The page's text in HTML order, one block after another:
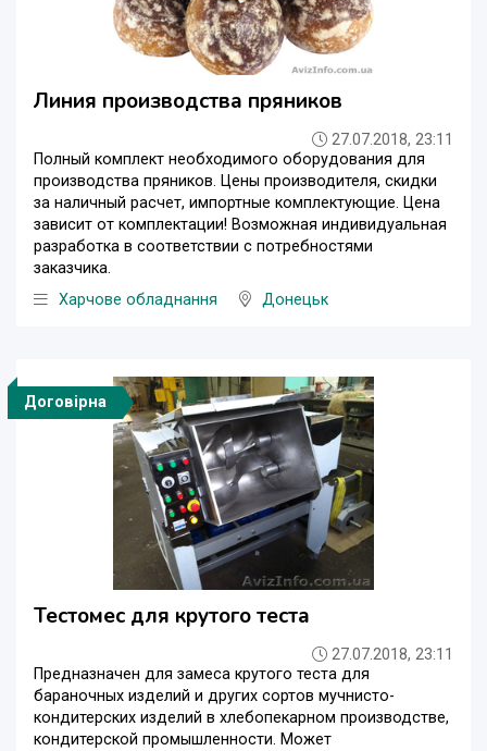
Линия производства пряников
27.07.2018, 23:11
Полный комплект необходимого оборудования для
производства пряников. Цены производителя, скидки
за наличный расчет, импортные комплектующие. Цена
зависит от комплектации! Возможная индивидуальная
разработка в соответствии с потребностями
заказчика.
Харчове обладнання
Донецьк
Договірна
Тестомес для крутого теста
27.07.2018, 23:11
Предназначен для замеса крутого теста для
бараночных изделий и других сортов мучнисто-
кондитерских изделий в хлебопекарном производстве,
кондитерской промышленности. Может